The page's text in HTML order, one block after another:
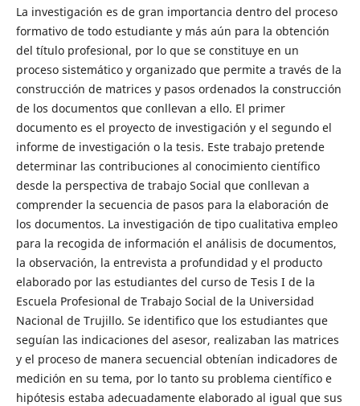
La investigación es de gran importancia dentro del proceso
formativo de todo estudiante y más aún para la obtención
del título profesional, por lo que se constituye en un
proceso sistemático y organizado que permite a través de la
construcción de matrices y pasos ordenados la construcción
de los documentos que conllevan a ello. El primer
documento es el proyecto de investigación y el segundo el
informe de investigación o la tesis. Este trabajo pretende
determinar las contribuciones al conocimiento científico
desde la perspectiva de trabajo Social que conllevan a
comprender la secuencia de pasos para la elaboración de
los documentos. La investigación de tipo cualitativa empleo
para la recogida de información el análisis de documentos,
la observación, la entrevista a profundidad y el producto
elaborado por las estudiantes del curso de Tesis I de la
Escuela Profesional de Trabajo Social de la Universidad
Nacional de Trujillo. Se identifico que los estudiantes que
seguían las indicaciones del asesor, realizaban las matrices
y el proceso de manera secuencial obtenían indicadores de
medición en su tema, por lo tanto su problema científico e
hipótesis estaba adecuadamente elaborado al igual que sus